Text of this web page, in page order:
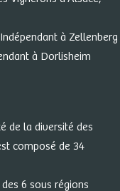
à Zellenberg
à Dorlisheim
de la diversité des
composé de 34
6 sous régions